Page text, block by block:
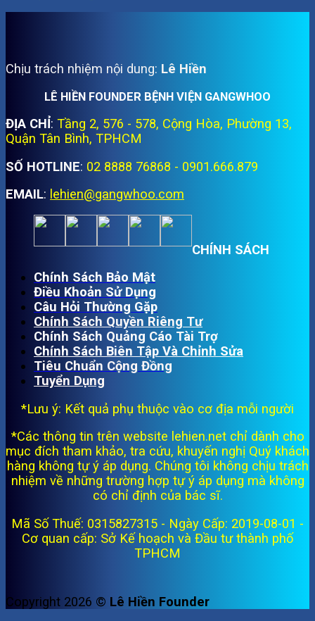
Chịu trách nhiệm nội dung: Lê Hiền
LÊ HIỀN FOUNDER BỆNH VIỆN GANGWHOO
ĐỊA CHỈ: Tầng 2, 576 - 578, Cộng Hòa, Phường 13,
Quận Tân Bình, TPHCM
SỐ HOTLINE: 02 8888 76868 - 0901.666.879
EMAIL: lehien@gangwhoo.com
CHÍNH SÁCH
Chính Sách Bảo Mật
Điều Khoản Sử Dụng
Câu Hỏi Thường Gặp
Chính Sách Quyền Riêng Tư
Chính Sách Quảng Cáo Tài Trợ
Chính Sách Biên Tập Và Chỉnh Sửa
Tiêu Chuẩn Cộng Đồng
Tuyển Dụng
*Lưu ý: Kết quả phụ thuộc vào cơ địa mỗi người
*Các thông tin trên website lehien.net chỉ dành cho
mục đích tham khảo, tra cứu, khuyến nghị Quý khách
hàng không tự ý áp dụng. Chúng tôi không chịu trách
nhiệm về những trường hợp tự ý áp dụng mà không
có chỉ định của bác sĩ.
Mã Số Thuế: 0315827315 - Ngày Cấp: 2019-08-01 -
Cơ quan cấp: Sở Kế hoạch và Đầu tư thành phố
TPHCM
Copyright 2026 © Lê Hiền Founder